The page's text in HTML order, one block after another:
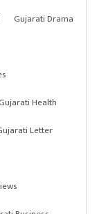
Gujarati Drama
Health
Letter